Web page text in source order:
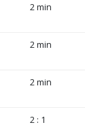
2 min
2 min
2 min
2 : 1